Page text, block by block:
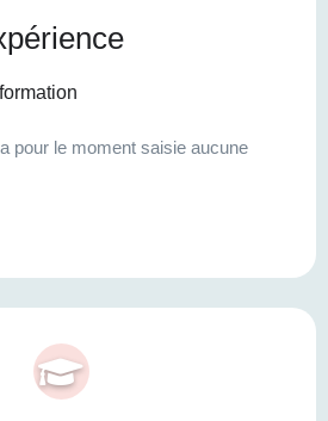
pour le moment saisie aucune